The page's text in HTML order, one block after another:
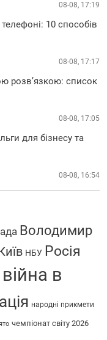
08-08, 17:19
10 способів
08-08, 17:17
розв’язкою: список
08-08, 17:05
для бізнесу та
08-08, 16:54
Володимир
НБУ Росія
війна в
народні прикмети
чемпіонат світу 2026